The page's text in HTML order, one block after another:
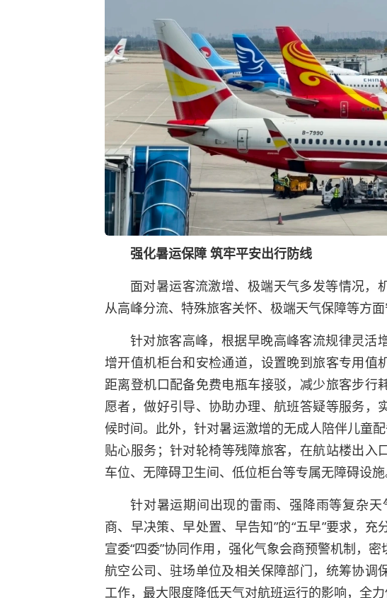
强化暑运保障 筑牢平安出行防线
面对暑运客流激增、极端天气多发等情况，
从高峰分流、特殊旅客关怀、极端天气保障等方面
针对旅客高峰，根据早晚高峰客流规律灵活
增开值机柜台和安检通道，设置晚到旅客专用值
距离登机口配备免费电瓶车接驳，减少旅客步行
愿者，做好引导、协助办理、航班答疑等服务，
候时间。此外，针对暑运激增的无成人陪伴儿童
贴心服务；针对轮椅等残障旅客，在航站楼出入
车位、无障碍卫生间、低位柜台等专属无障碍设施
针对暑运期间出现的雷雨、强降雨等复杂
商、早决策、早处置、早告知”的“五早”要求，
宣委“四委”协同作用，强化气象会商预警机制，
航空公司、驻场单位及相关保障部门，统筹协调
工作，最大限度降低天气对航班运行的影响，全力